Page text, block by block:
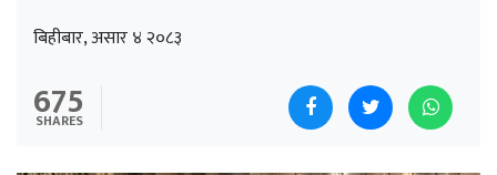
बिहीबार, असार ४ २०८३
675
SHARES